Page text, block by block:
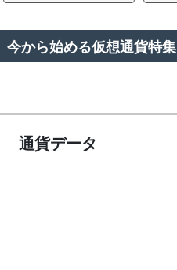
今から始める仮想通貨特集
通貨データ